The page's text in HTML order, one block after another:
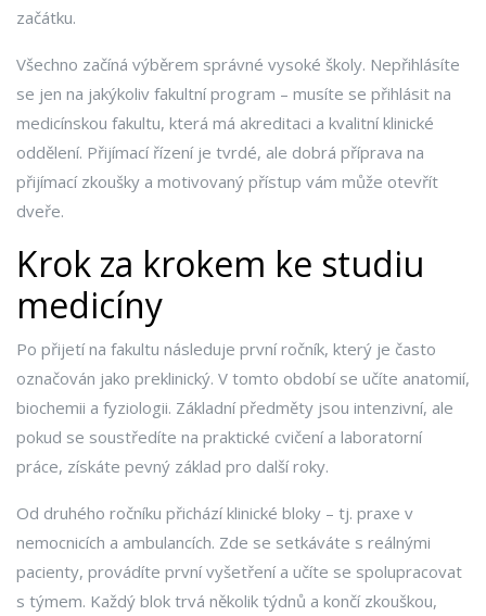
začátku.
Všechno začíná výběrem správné vysoké školy. Nepřihlásíte
se jen na jakýkoliv fakultní program – musíte se přihlásit na
medicínskou fakultu, která má akreditaci a kvalitní klinické
oddělení. Přijímací řízení je tvrdé, ale dobrá příprava na
přijímací zkoušky a motivovaný přístup vám může otevřít
dveře.
Krok za krokem ke studiu
medicíny
Po přijetí na fakultu následuje první ročník, který je často
označován jako preklinický. V tomto období se učíte anatomií,
biochemii a fyziologii. Základní předměty jsou intenzivní, ale
pokud se soustředíte na praktické cvičení a laboratorní
práce, získáte pevný základ pro další roky.
Od druhého ročníku přichází klinické bloky – tj. praxe v
nemocnicích a ambulancích. Zde se setkáváte s reálnými
pacienty, provádíte první vyšetření a učíte se spolupracovat
s týmem. Každý blok trvá několik týdnů a končí zkouškou,